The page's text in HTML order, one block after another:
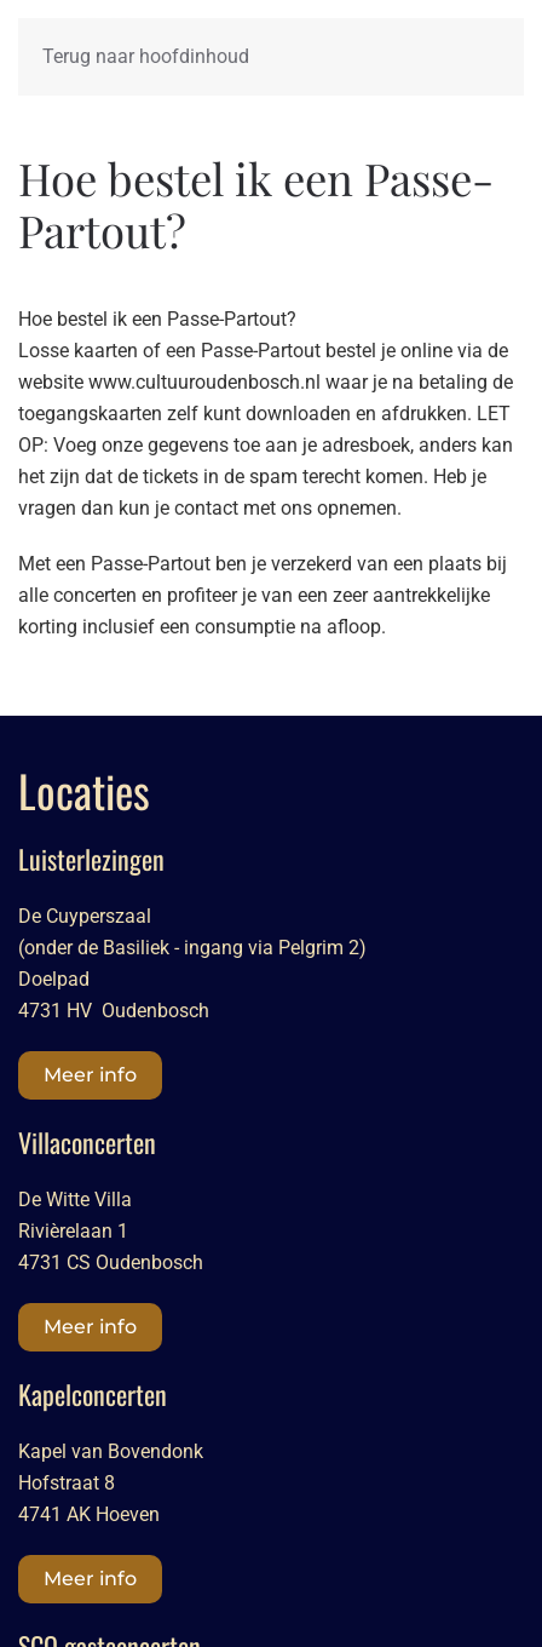
Terug naar hoofdinhoud
Hoe bestel ik een Passe-
Partout?
Hoe bestel ik een Passe-Partout?
Losse kaarten of een Passe-Partout bestel je online via de
website www.cultuuroudenbosch.nl waar je na betaling de
toegangskaarten zelf kunt downloaden en afdrukken. LET
OP: Voeg onze gegevens toe aan je adresboek, anders kan
het zijn dat de tickets in de spam terecht komen. Heb je
vragen dan kun je contact met ons opnemen.
Met een Passe-Partout ben je verzekerd van een plaats bij
alle concerten en profiteer je van een zeer aantrekkelijke
korting inclusief een consumptie na afloop.
Locaties
Luisterlezingen
De Cuyperszaal
(onder de Basiliek - ingang via Pelgrim 2)
Doelpad
4731 HV Oudenbosch
Meer info
Villaconcerten
De Witte Villa
Rivièrelaan 1
4731 CS Oudenbosch
Meer info
Kapelconcerten
Kapel van Bovendonk
Hofstraat 8
4741 AK Hoeven
Meer info